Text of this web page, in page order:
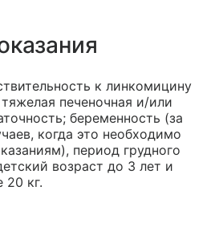
к линкомицину
печеночная и/или
беременность (за
когда это необходимо
период грудного
возраст до 3 лет и
20 кг.